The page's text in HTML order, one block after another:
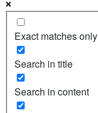
Exact matches only
Search in title
Search in content